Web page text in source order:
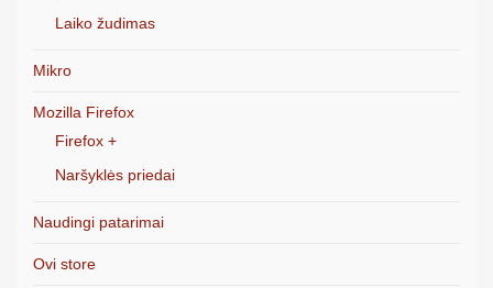
Laiko žudimas
Mikro
Mozilla Firefox
Firefox +
Naršyklės priedai
Naudingi patarimai
Ovi store